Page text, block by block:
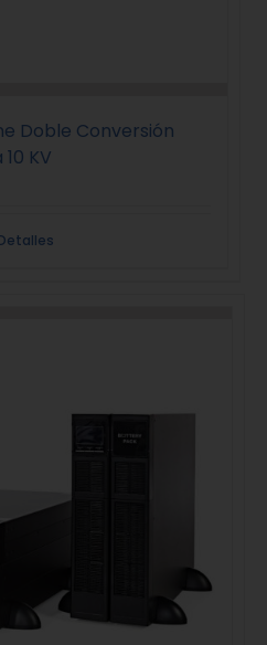
Doble Conversión
KV